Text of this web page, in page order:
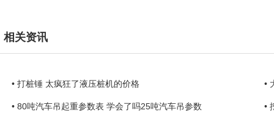
相关资讯
• 打桩锤 太疯狂了液压桩机的价格 •
• 80吨汽车吊起重参数表 学会了吗25吨汽车吊参数 •